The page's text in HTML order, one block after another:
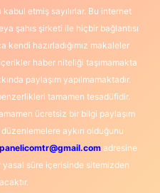
etmiş sayılırlar. Bu internet
şahıs şirketi ile hiçbir bağlantısı
kendi hazırladığımız makaleler
haber niteliği taşımamakta
paylaşım yapılmamaktadır.
tamamen tesadüfidir.
ücretsiz bir bilgi paylaşım
aykırı olduğunu
adresine
süre içerisinde sitemizden